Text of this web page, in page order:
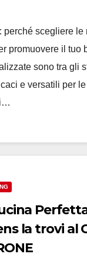
perché scegliere le
promuovere il tuo
sono tra gli
e versatili per
la trovi al